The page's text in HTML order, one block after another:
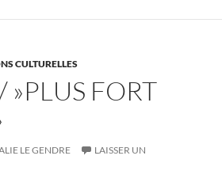
CULTURELLES
»PLUS FORT
LE GENDRE
LAISSER UN